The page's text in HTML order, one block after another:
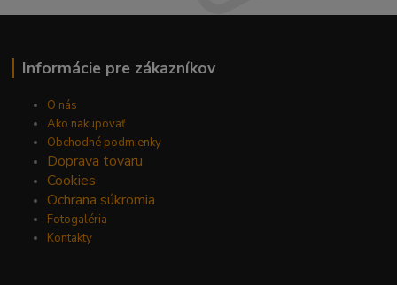
Informácie pre zákazníkov
O nás
Ako nakupovať
Obchodné podmienky
Doprava tovaru
Cookies
Ochrana súkromia
Fotogaléria
Kontakty